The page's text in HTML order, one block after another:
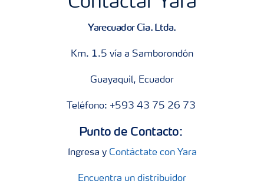
Yarecuador Cia. Ltda.
Km. 1.5 vía a Samborondón
Guayaquil, Ecuador
Teléfono: +593 43 75 26 73
Punto de Contacto:
Ingresa y Contáctate con Yara
Encuentra un distribuidor